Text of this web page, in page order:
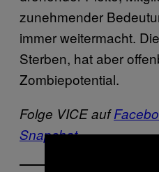
zunehmender
immer weitermacht.
Sterben, hat aber
Zombiepotential.
Folge VICE auf
Snapchat.